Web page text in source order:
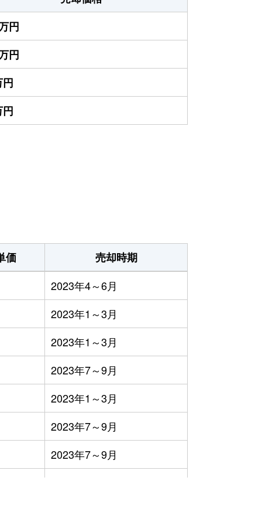
円
円
価
売却時期
2023年4～6月
2023年1～3月
2023年1～3月
2023年7～9月
2023年1～3月
2023年7～9月
2023年7～9月